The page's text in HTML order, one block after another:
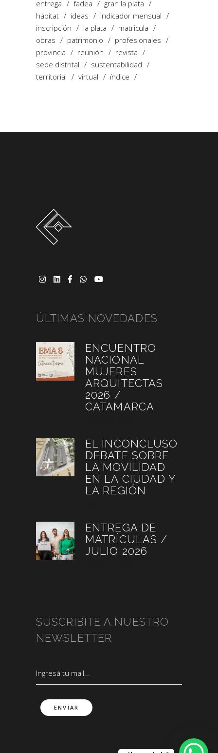
entrega
fadea
gran la plata
hábitat
ideas
indicador mensual
inscripción
la plata
matricula
obras
patrimonio
profesionales
provincia
reunión
revista
sede distrital
sustentabilidad
territorial
virtual índice
ÚLTIMAS NOVEDADES
ENCUENTRO
NACIONAL
MUJERES
ARQUITECTAS
2026 /
CATAMARCA
EL INCONCLUSO
DEBATE SOBRE
LA MOVILIDAD
EN LA CIUDAD Y
LA REGIÓN
ENTREGA DE
MATRÍCULAS /
JULIO 2026
SUSCRIBITE A NUESTRO
NEWSLETTER